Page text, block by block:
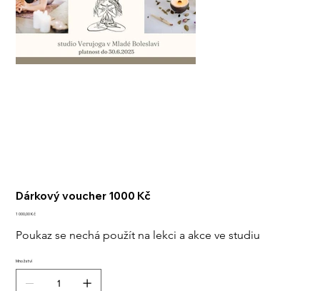
Dárkový voucher 1000 Kč
Cena
1 000,00 Kč
Poukaz se nechá použít na lekci a akce ve studiu
Množství